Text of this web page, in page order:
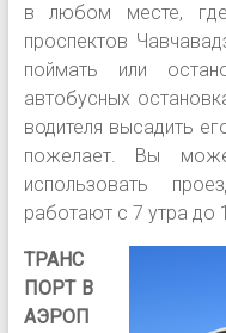
в любом месте,
проспектов
поймать или
автобусных
водителя высадить
пожелает. Вы
использовать
работают с 7 утра до
ТРАНС
ПОРТ В
АЭРОП